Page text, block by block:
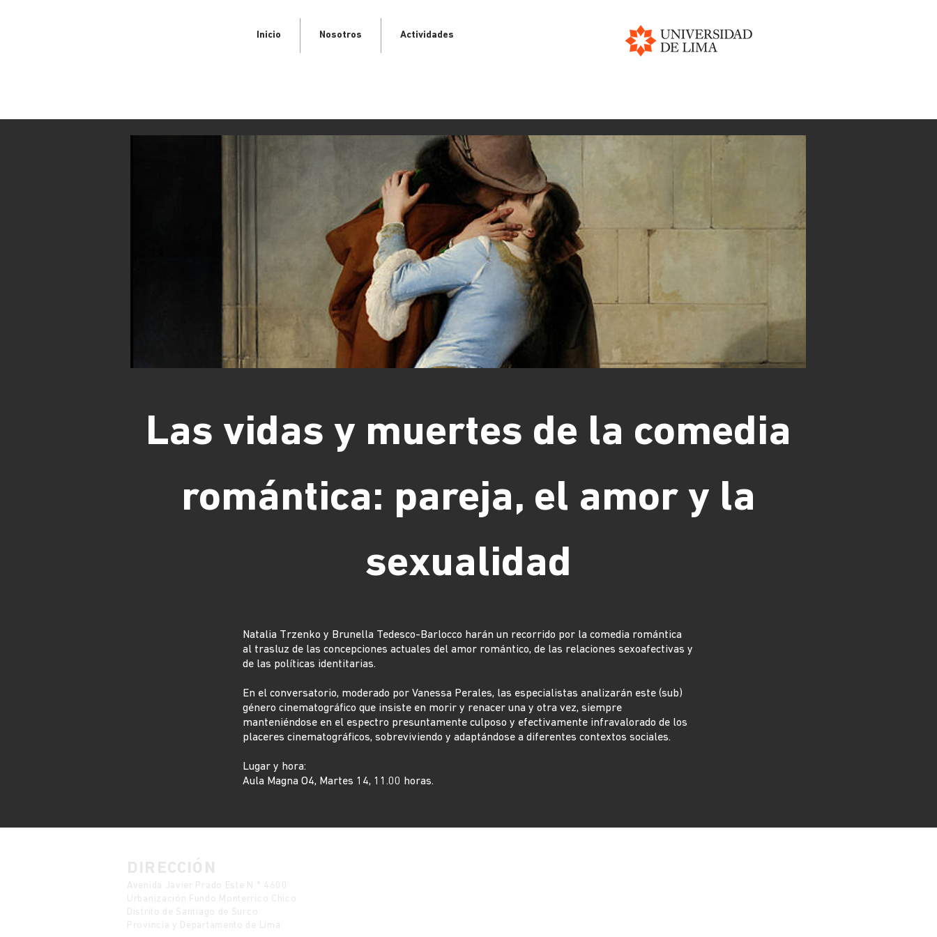
Inicio Nosotros Actividades
Las vidas y muertes de la comedia
romántica: pareja, el amor y la
sexualidad
Natalia Trzenko y Brunella Tedesco-Barlocco harán un recorrido por la comedia romántica
al trasluz de las concepciones actuales del amor romántico, de las relaciones sexoafectivas y
de las políticas identitarias.
En el conversatorio, moderado por Vanessa Perales, las especialistas analizarán este (sub)
género cinematográfico que insiste en morir y renacer una y otra vez, siempre
manteniéndose en el espectro presuntamente culposo y efectivamente infravalorado de los
placeres cinematográficos, sobreviviendo y adaptándose a diferentes contextos sociales.
Lugar y hora:
Aula Magna O4, Martes 14, 11.00 horas.